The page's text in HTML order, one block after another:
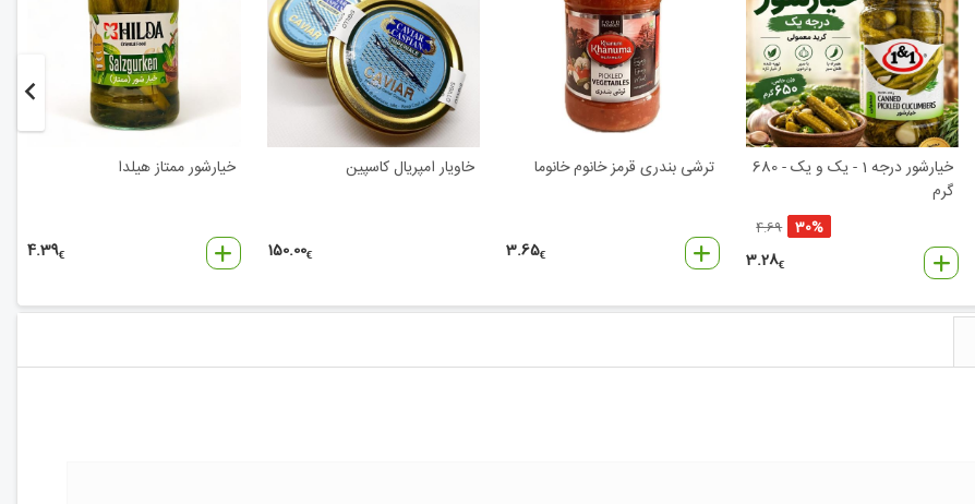
خیارشور درجه 1 - یک و یک - 680
گرم
30%
4.69
3.28€
ترشی بندری قرمز خانوم خانوما
3.65€
خاویار امپریال کاسپین
150.00€
خیارشور ممتاز هیلدا
4.39€